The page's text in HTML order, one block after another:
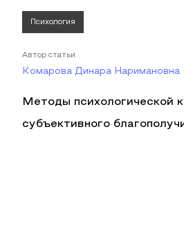
Психология
Автор статьи
Комарова Динара Наримановна
Методы психологической
субъективного